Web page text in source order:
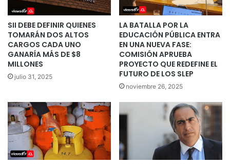
SII DEBE DEFINIR QUIENES
TOMARÁN DOS ALTOS
CARGOS CADA UNO
GANARÍA MÁS DE $8
MILLONES
julio 31, 2025
LA BATALLA POR LA
EDUCACIÓN PÚBLICA ENTRA
EN UNA NUEVA FASE:
COMISIÓN APRUEBA
PROYECTO QUE REDEFINE EL
FUTURO DE LOS SLEP
noviembre 26, 2025